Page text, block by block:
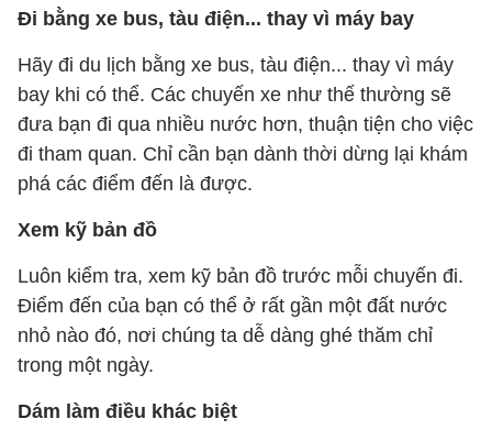
Đi bằng xe bus, tàu điện... thay vì máy bay
Hãy đi du lịch bằng xe bus, tàu điện... thay vì máy
bay khi có thể. Các chuyến xe như thế thường sẽ
đưa bạn đi qua nhiều nước hơn, thuận tiện cho việc
đi tham quan. Chỉ cần bạn dành thời dừng lại khám
phá các điểm đến là được.
Xem kỹ bản đồ
Luôn kiểm tra, xem kỹ bản đồ trước mỗi chuyến đi.
Điểm đến của bạn có thể ở rất gần một đất nước
nhỏ nào đó, nơi chúng ta dễ dàng ghé thăm chỉ
trong một ngày.
Dám làm điều khác biệt